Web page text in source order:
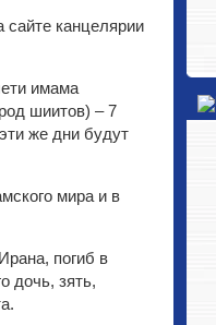
канцелярии
имама
шиитов) – 7
же дни будут
мира и в
погиб в
дочь, зять,